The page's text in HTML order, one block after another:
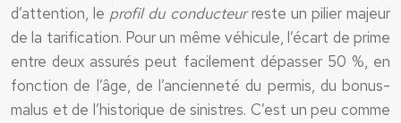
d’attention, le profil du conducteurreste un pilier majeur
de la tarification. Pour un même véhicule, l’écart de prime
entre deux assurés peut facilement dépasser 50 %, en
fonction de l’âge, de l’ancienneté du permis, du bonus-
malus et de l’historique de sinistres. C’est un peu comme